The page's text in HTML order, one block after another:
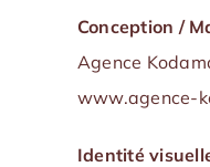
Conception /
Agence
www.agence-
Identité